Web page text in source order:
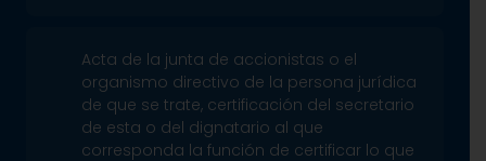
Acta de la junta de accionistas o el
organismo directivo de la persona jurídica
de que se trate, certificación del secretario
de esta o del dignatario al que
corresponda la función de certificar lo que